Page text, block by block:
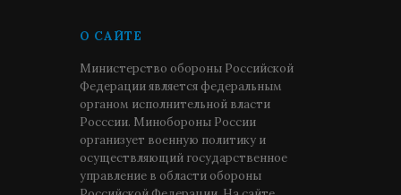
О САЙТЕ
Министерство обороны Российской
Федерации является федеральным
органом исполнительной власти
Росссии. Минобороны России
организует военную политику и
осуществляющий государственное
управление в области обороны